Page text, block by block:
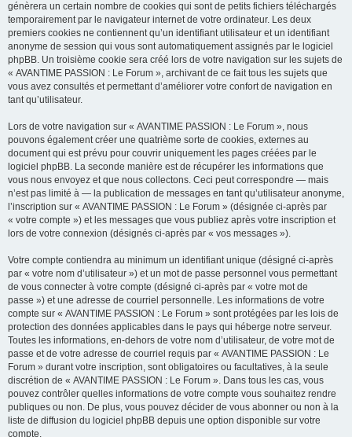
génèrera un certain nombre de cookies qui sont de petits fichiers téléchargés
temporairement par le navigateur internet de votre ordinateur. Les deux
premiers cookies ne contiennent qu’un identifiant utilisateur et un identifiant
anonyme de session qui vous sont automatiquement assignés par le logiciel
phpBB. Un troisième cookie sera créé lors de votre navigation sur les sujets de
« AVANTIME PASSION : Le Forum », archivant de ce fait tous les sujets que
vous avez consultés et permettant d’améliorer votre confort de navigation en
tant qu’utilisateur.
Lors de votre navigation sur « AVANTIME PASSION : Le Forum », nous
pouvons également créer une quatrième sorte de cookies, externes au
document qui est prévu pour couvrir uniquement les pages créées par le
logiciel phpBB. La seconde manière est de récupérer les informations que
vous nous envoyez et que nous collectons. Ceci peut correspondre — mais
n’est pas limité à — la publication de messages en tant qu’utilisateur anonyme,
l’inscription sur « AVANTIME PASSION : Le Forum » (désignée ci-après par
« votre compte ») et les messages que vous publiez après votre inscription et
lors de votre connexion (désignés ci-après par « vos messages »).
Votre compte contiendra au minimum un identifiant unique (désigné ci-après
par « votre nom d’utilisateur ») et un mot de passe personnel vous permettant
de vous connecter à votre compte (désigné ci-après par « votre mot de
passe ») et une adresse de courriel personnelle. Les informations de votre
compte sur « AVANTIME PASSION : Le Forum » sont protégées par les lois de
protection des données applicables dans le pays qui héberge notre serveur.
Toutes les informations, en-dehors de votre nom d’utilisateur, de votre mot de
passe et de votre adresse de courriel requis par « AVANTIME PASSION : Le
Forum » durant votre inscription, sont obligatoires ou facultatives, à la seule
discrétion de « AVANTIME PASSION : Le Forum ». Dans tous les cas, vous
pouvez contrôler quelles informations de votre compte vous souhaitez rendre
publiques ou non. De plus, vous pouvez décider de vous abonner ou non à la
liste de diffusion du logiciel phpBB depuis une option disponible sur votre
compte.